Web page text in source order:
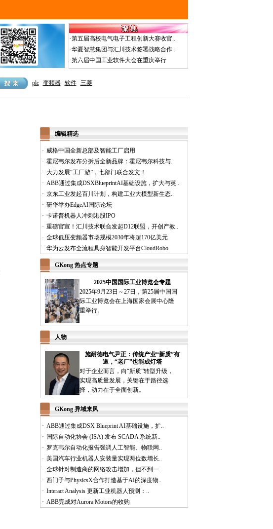
·第五届高校电气电子工程创新大赛收官..
·华夏智慧集团与汇川技术签署战略合作..
·第六届中国工业软件大会在重庆举行
plc 变频器 软件 三菱
编辑精选
· 威格中国全新总部及智能工厂启用
· 霍尼韦尔发布分拆后全新品牌：霍尼韦尔科技与..
· 大力发展“工厂游”，七部门联合发文！
· ABB通过集成DSXBlueprintAI基础设施，扩大与英..
· 京东工业发起百川计划，构建工业大模型新生态..
· 研华举办EdgeAI国际论坛
· 卡诺普机器人冲刺港股IPO
· 重磅官宣！汇川技术联合发起D12联盟，开创产教..
· 全球低压变频器市场规模2030年将超170亿美元
· 华为云发布全流程具身智能开发平台CloudRobo
GKong 热点专题
2025中国国际工业博览会专题
2025年9月23日～27日，第25届中国国
际工业博览会在上海国家会展中心隆
重举行。
人物
施耐德电气尹正：传统产业“新质”有
道，“老厂”也能成灯塔
对于企业而言，向“新质”转型升级，
实现高质量发展，关键在于路径选
择，动力在于全面创新。
GKong 异域来风
· ABB通过集成DSX Blueprint AI基础设施，扩..
· 国际自动化协会 (ISA) 发布 SCADA 系统新..
· 罗克韦尔自动化报告强调人工智能、物联网..
· 美国汽车行业机器人安装量实现两位数增长..
· 全球针对制造商的网络攻击增加，但不到一..
· 西门子与PhysicsX合作打造基于AI的深度物..
· Interact Analysis 更新工业机器人预测：..
· ABB完成对Aurora Motors的收购